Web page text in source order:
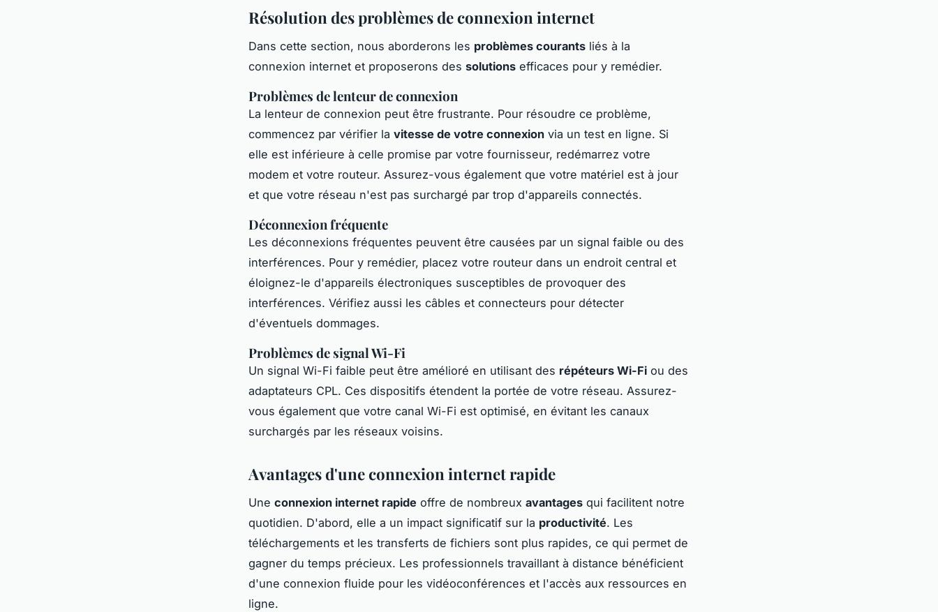
Résolution des problèmes de connexion internet
Dans cette section, nous aborderons les problèmes courants liés à la
connexion internet et proposerons des solutions efficaces pour y remédier.
Problèmes de lenteur de connexion
La lenteur de connexion peut être frustrante. Pour résoudre ce problème,
commencez par vérifier la vitesse de votre connexion via un test en ligne. Si
elle est inférieure à celle promise par votre fournisseur, redémarrez votre
modem et votre routeur. Assurez-vous également que votre matériel est à jour
et que votre réseau n'est pas surchargé par trop d'appareils connectés.
Déconnexion fréquente
Les déconnexions fréquentes peuvent être causées par un signal faible ou des
interférences. Pour y remédier, placez votre routeur dans un endroit central et
éloignez-le d'appareils électroniques susceptibles de provoquer des
interférences. Vérifiez aussi les câbles et connecteurs pour détecter
d'éventuels dommages.
Problèmes de signal Wi-Fi
Un signal Wi-Fi faible peut être amélioré en utilisant des répéteurs Wi-Fi ou des
adaptateurs CPL. Ces dispositifs étendent la portée de votre réseau. Assurez-
vous également que votre canal Wi-Fi est optimisé, en évitant les canaux
surchargés par les réseaux voisins.
Avantages d'une connexion internet rapide
Une connexion internet rapide offre de nombreux avantages qui facilitent notre
quotidien. D'abord, elle a un impact significatif sur la productivité. Les
téléchargements et les transferts de fichiers sont plus rapides, ce qui permet de
gagner du temps précieux. Les professionnels travaillant à distance bénéficient
d'une connexion fluide pour les vidéoconférences et l'accès aux ressources en
ligne.